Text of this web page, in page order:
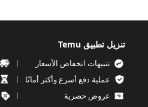
تنزيل تطبيق Temu
تنبيهات انخفاض الأسعار
عملية دفع أسرع وأكثر أمانًا
عروض حصرية